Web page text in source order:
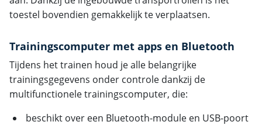
toestel bovendien gemakkelijk te verplaatsen.
Trainingscomputer met apps en Bluetooth
Tijdens het trainen houd je alle belangrijke
trainingsgegevens onder controle dankzij de
multifunctionele trainingscomputer, die:
beschikt over een Bluetooth-module en USB-poort